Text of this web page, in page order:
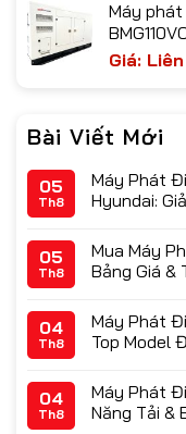
Máy phát
Giá:
Bài Viết Mới
05
Th8
Máy Phát
Hyundai:
05
Th8
Mua Máy
Bảng Giá &
04
Th8
Máy Phát
Top Model
04
Th8
Máy Phát
Năng Tải &